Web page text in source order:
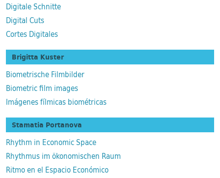
Digitale Schnitte
Digital Cuts
Cortes Digitales
Brigitta Kuster
Biometrische Filmbilder
Biometric film images
Imágenes fílmicas biométricas
Stamatia Portanova
Rhythm in Economic Space
Rhythmus im ökonomischen Raum
Ritmo en el Espacio Económico